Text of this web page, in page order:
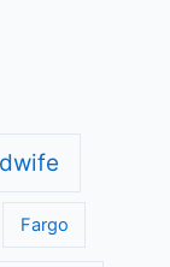
Fargo